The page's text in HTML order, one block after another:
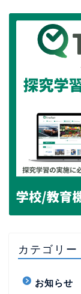
カテゴリー
お知らせ